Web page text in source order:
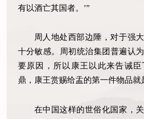
有以酒亡其国者。’”
周人地处西部边陲，对于强
十分敏感。周初统治集团普遍认
要原因，所以康王以此来告诫
鼎，康王赏赐给盂的第一件物品就
在中国这样的世俗化国家，